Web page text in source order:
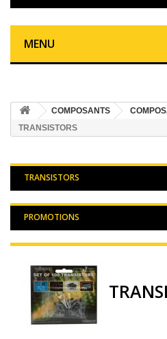
MENU
COMPOSANTS
TRANSISTORS
TRANSISTORS
PROMOTIONS